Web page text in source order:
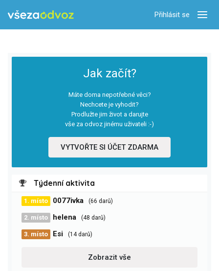
Přihlásit se
Jak začít?
Máte doma nepotřebné věci?
Nechcete je vyhodit?
Prodlužte jim život a darujte
vše za odvoz jinému uživateli :-)
VYTVOŘTE SI ÚČET ZDARMA
Týdenní aktivita
1. místo 0077ivka (66 darů)
2. místo helena (48 darů)
3. místo Esi (14 darů)
Zobrazit vše